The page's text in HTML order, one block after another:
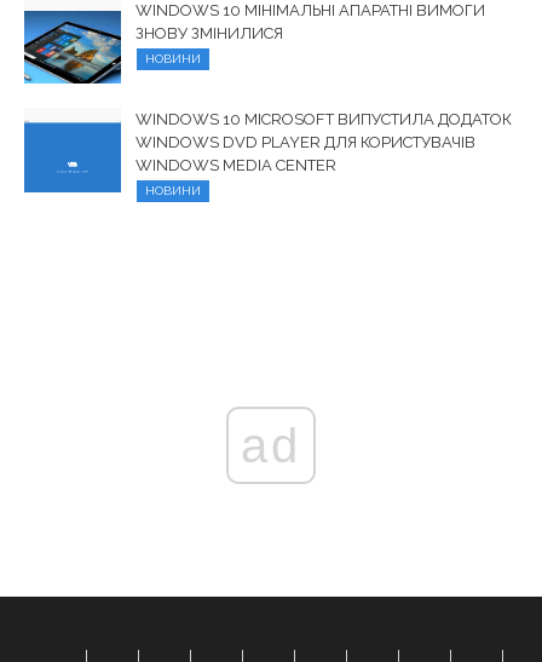
WINDOWS 10 МІНІМАЛЬНІ АПАРАТНІ ВИМОГИ
ЗНОВУ ЗМІНИЛИСЯ
НОВИНИ
WINDOWS 10 MICROSOFT ВИПУСТИЛА ДОДАТОК
WINDOWS DVD PLAYER ДЛЯ КОРИСТУВАЧІВ
WINDOWS MEDIA CENTER
НОВИНИ
ad